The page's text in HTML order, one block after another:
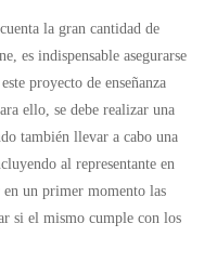
la gran cantidad de
es indispensable asegurarse
proyecto de enseñanza
ello, se debe realizar una
también llevar a cabo una
al representante en
en un primer momento las
si el mismo cumple con los